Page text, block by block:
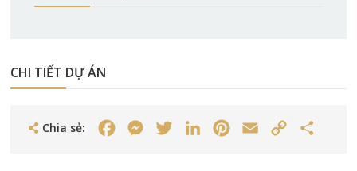
CHI TIẾT DỰ ÁN
Chia sẻ: FacebookMessenger
TwitterLinkedInPinterest
Email
Copy